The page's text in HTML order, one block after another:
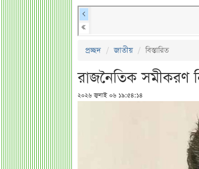
প্রচ্ছদ জাতীয় বিস্তারিত
রাজনৈতিক
২০২৬ জুলাই ০৬ ১৯:৫৪:১৪